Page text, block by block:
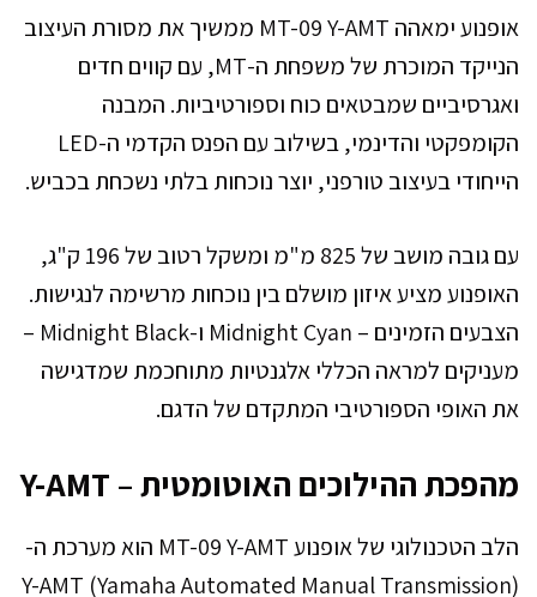
אופנוע ימאהה MT-09 Y-AMT ממשיך את מסורת העיצוב
הנייקד המוכרת של משפחת ה-MT, עם קווים חדים
ואגרסיביים שמבטאים כוח וספורטיביות. המבנה
הקומפקטי והדינמי, בשילוב עם הפנס הקדמי ה-LED
הייחודי בעיצוב טורפני, יוצר נוכחות בלתי נשכחת בכביש.
עם גובה מושב של 825 מ"מ ומשקל רטוב של 196 ק"ג,
האופנוע מציע איזון מושלם בין נוכחות מרשימה לנגישות.
הצבעים הזמינים – Midnight Cyan ו-Midnight Black –
מעניקים למראה הכללי אלגנטיות מתוחכמת שמדגישה
את האופי הספורטיבי המתקדם של הדגם.
מהפכת ההילוכים האוטומטית – Y-AMT
הלב הטכנולוגי של אופנוע MT-09 Y-AMT הוא מערכת ה-
Y-AMT (Yamaha Automated Manual Transmission)